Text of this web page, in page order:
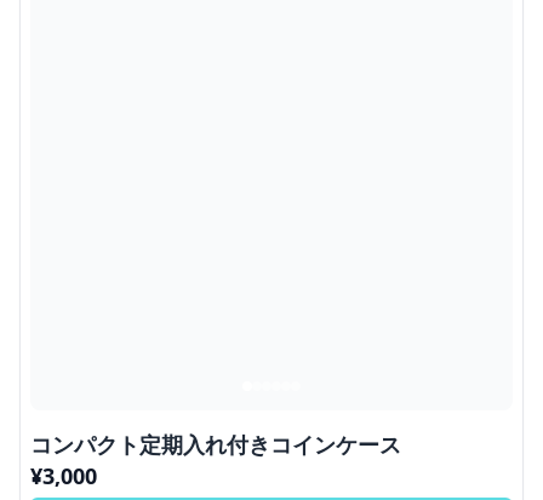
コンパクト定期入れ付きコインケース
¥3,000